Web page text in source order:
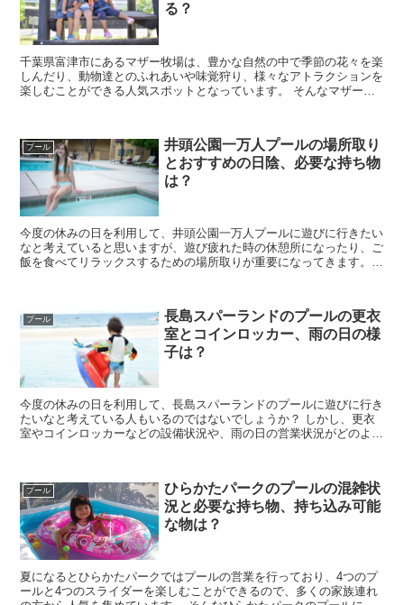
る？
千葉県富津市にあるマザー牧場は、豊かな自然の中で季節の花々を楽
しんだり、動物達とのふれあいや味覚狩り、様々なアトラクションを
楽しむことができる人気スポットとなっています。 そんなマザー牧
プール
井頭公園一万人プールの場所取り
とおすすめの日陰、必要な持ち物
は？
今度の休みの日を利用して、井頭公園一万人プールに遊びに行きたい
なと考えていると思いますが、遊び疲れた時の休憩所になったり、ご
飯を食べてリラックスするための場所取りが重要になってきます。
プール
長島スパーランドのプールの更衣
室とコインロッカー、雨の日の様
子は？
今度の休みの日を利用して、長島スパーランドのプールに遊びに行き
たいなと考えている人もいるのではないでしょうか？ しかし、更衣
室やコインロッカーなどの設備状況や、雨の日の営業状況がどのよう
プール
ひらかたパークのプールの混雑状
況と必要な持ち物、持ち込み可能
な物は？
夏になるとひらかたパークではプールの営業を行っており、4つのプ
ールと4つのスライダーを楽しむことができるので、多くの家族連れ